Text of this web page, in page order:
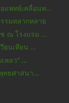
แพทย์เคลื่อนท...
รมหลากหลาย
ณ โรงแรม ...
ยนเทียน ...
หลว” ...
ทธศาสนา...